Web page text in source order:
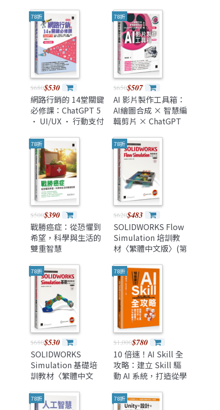
自動化之路
（iThome鐵人賽系
列書）
（iThome鐵人賽系
列書）
78折
$680$530
網路行銷的 14堂關鍵
必修課：ChatGPT 5
• UI/UX • 行動支付
SEO • 直播 •
Google Gemini • AI
多媒體, 3/e (暢銷回
饋版)
78折
$650$507
AI 影片製作工具箱：
AI繪圖合成 × 智慧編
輯剪片 × ChatGPT
[第四版](暢銷回饋
版)
78折
$500$390
戰勝癌症：從恐懼到
希望，科學與生活的
雙重智慧
78折
$620$483
SOLIDWORKS Flow
Simulation 培訓教
材〈繁體中文版〉(第
78折
$680$530
SOLIDWORKS
Simulation 基礎培
訓教材〈繁體中文
78折
$1,000$780
10 倍速！AI Skill 全
攻略：建立 Skill 驅
動 AI 系統，打造從學
自動化工作流
78折 78折